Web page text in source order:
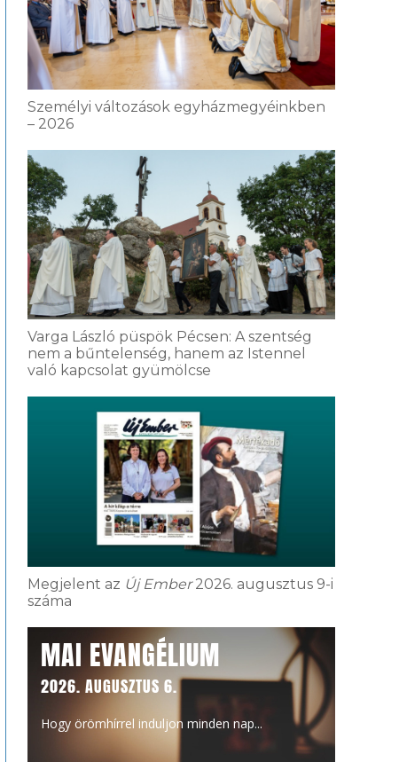
Személyi változások egyházmegyéinkben
– 2026
Varga László püspök Pécsen: A szentség
nem a bűntelenség, hanem az Istennel
való kapcsolat gyümölcse
Megjelent az Új Ember2026. augusztus 9-i
száma
MAI EVANGÉLIUM
2026. AUGUSZTUS 6.
Hogy örömhírrel induljon minden nap...